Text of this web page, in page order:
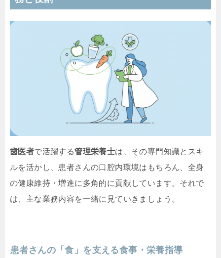
歯医者で活躍する管理栄養士は、その専門知識とスキ
ルを活かし、患者さんの口腔内環境はもちろん、全身
の健康維持・増進に多角的に貢献しています。それで
は、主な業務内容を一緒に見ていきましょう。
患者さんの「食」を支える食事・栄養指導